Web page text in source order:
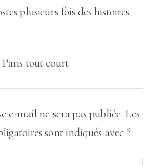
plusieurs fois des histoires
tout court
e-mail ne sera pas publiée. Les
sont indiqués avec *